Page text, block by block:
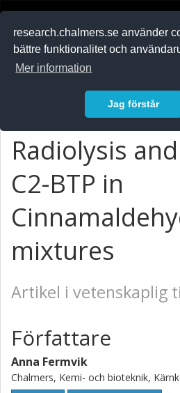
research.chalmers.se använder
bättre funktionalitet och
Mer information
Jag förstår
Radiolysis
C2-BTP in
mixtures
Artikel i vetenskaplig
Författare
Anna Fermvik
Chalmers, Kemi- och bioteknik,